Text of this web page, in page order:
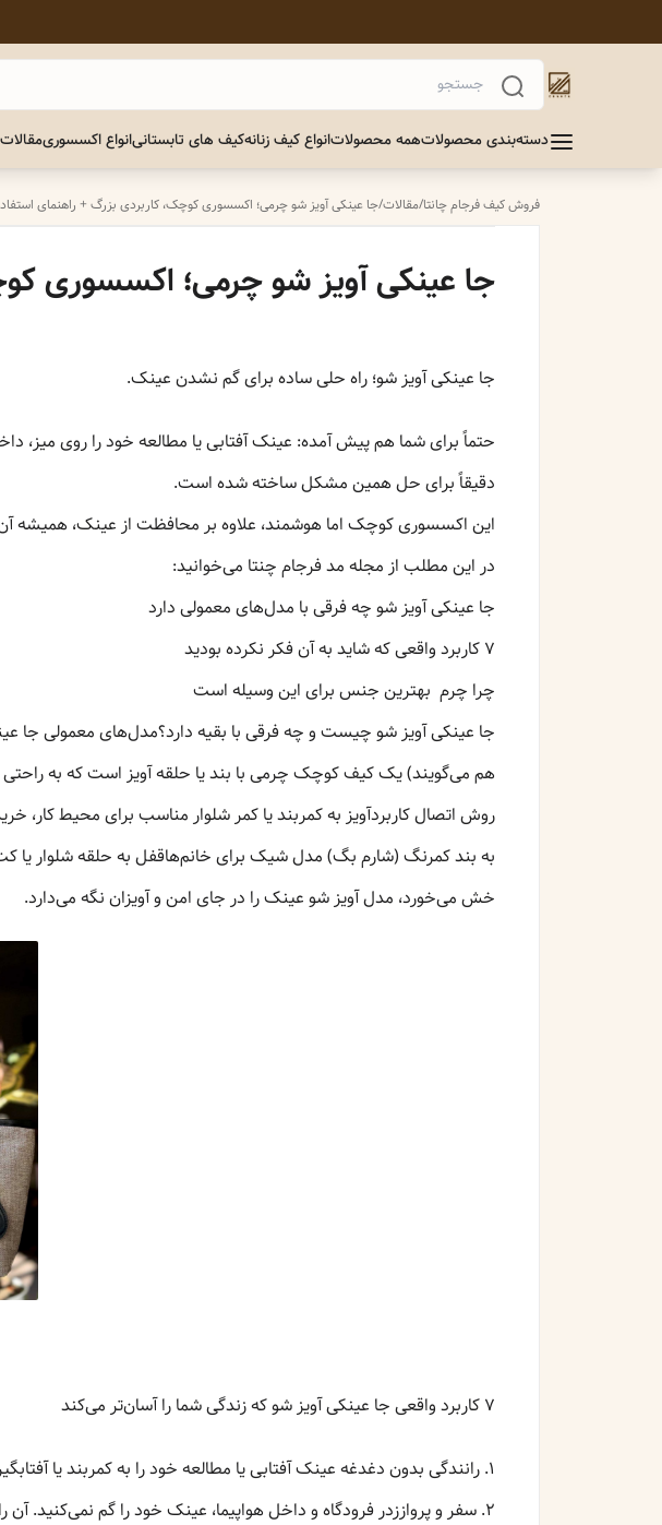
دسته‌بندی محصولاتهمه محصولاتانواع کیف زنانهکیف های تابستانیانواع اکسسوریمقالات
فروش کیف فرجام چانتا/مقالات/جا عینکی آویز شو چرمی؛ اکسسوری کوچک، کاربردی بزرگ + راهنمای
جا عینکی آویز شو چرمی؛ اکسسوری
جا عینکی آویز شو؛ راه حلی ساده برای گم نشدن عینک.
حتماً برای شما هم پیش آمده: عینک آفتابی یا مطالعه خود را روی
دقیقاً برای حل همین مشکل ساخته شده است.
این اکسسوری کوچک اما هوشمند، علاوه بر محافظت از عینک، همیشه
در این مطلب از مجله مد فرجام چنتا می‌خوانید:
جا عینکی آویز شو چه فرقی با مدل‌های معمولی دارد
۷ کاربرد واقعی که شاید به آن فکر نکرده بودید
چرا چرم بهترین جنس برای این وسیله است
جا عینکی آویز شو چیست و چه فرقی با بقیه دارد؟مدل‌های معمولی
هم می‌گویند) یک کیف کوچک چرمی با بند یا حلقه آویز است که به
روش اتصال کاربردآویز به کمربند یا کمر شلوار مناسب برای محیط کار،
به بند کمرنگ (شارم بگ) مدل شیک برای خانم‌هاقفل به حلقه شلوار یا
خش می‌خورد، مدل آویز شو عینک را در جای امن و آویزان نگه می‌دارد.
۷ کاربرد واقعی جا عینکی آویز شو که زندگی شما را آسان‌تر می‌کند
۱. رانندگی بدون دغدغه عینک آفتابی یا مطالعه خود را به کمربند یا آفتابگیر خودرو آویزان کنید تا همیشه دم دست باشد.
۲. سفر و پرواززدر فرودگاه و داخل هواپیما، عینک خود را گم نمی‌کنید. آن را به بند کوله یا کمربند شلوار وصل کنید.